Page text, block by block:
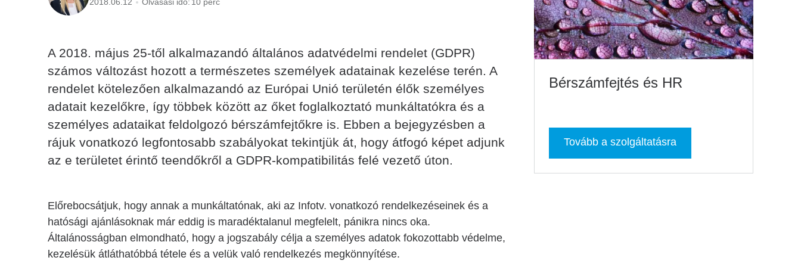
A 2018. május 25-től alkalmazandó általános adatvédelmi rendelet (GDPR)
számos változást hozott a természetes személyek adatainak kezelése terén. A
rendelet kötelezően alkalmazandó az Európai Unió területén élők személyes
adatait kezelőkre, így többek között az őket foglalkoztató munkáltatókra és a
személyes adataikat feldolgozó bérszámfejtőkre is. Ebben a bejegyzésben a
rájuk vonatkozó legfontosabb szabályokat tekintjük át, hogy átfogó képet adjunk
az e területet érintő teendőkről a GDPR-kompatibilitás felé vezető úton.
Előrebocsátjuk, hogy annak a munkáltatónak, aki az Infotv. vonatkozó rendelkezéseinek és a
hatósági ajánlásoknak már eddig is maradéktalanul megfelelt, pánikra nincs oka.
Általánosságban elmondható, hogy a jogszabály célja a személyes adatok fokozottabb védelme,
kezelésük átláthatóbbá tétele és a velük való rendelkezés megkönnyítése.
Bérszámfejtés és HR
Tovább a szolgáltatásra